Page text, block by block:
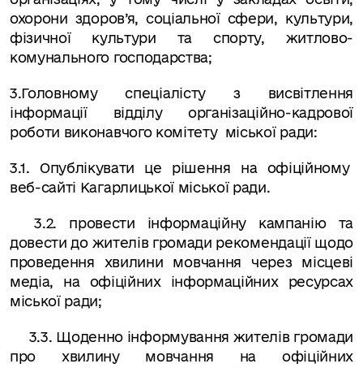
охорони здоров’я, соціальної сфери, культури,
фізичної культури та спорту, житлово-
комунального господарства;
3.Головному спеціалісту з висвітлення
інформації відділу організаційно-кадрової
роботи виконавчого комітету міської ради:
3.1. Опублікувати це рішення на офіційному
веб-сайті Кагарлицької міської ради.
3.2. провести інформаційну кампанію та
довести до жителів громади рекомендації щодо
проведення хвилини мовчання через місцеві
медіа, на офіційних інформаційних ресурсах
міської ради;
3.3. Щоденно інформування жителів громади
про хвилину мовчання на офіційних